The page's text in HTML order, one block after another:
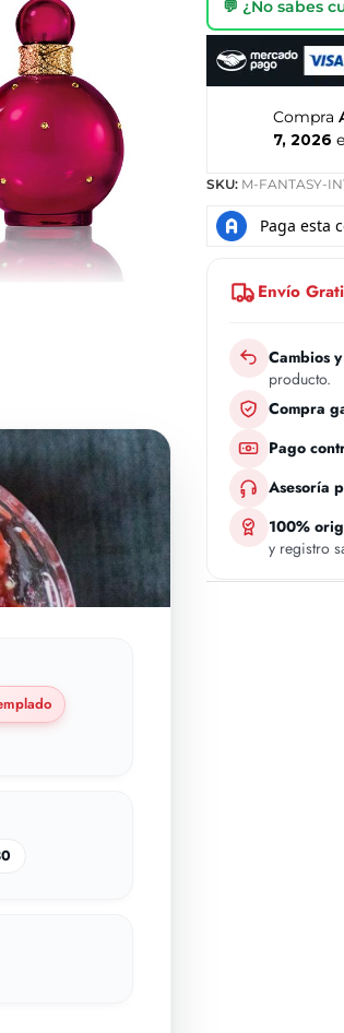
💬 ¿No sabes
Compra
7, 2026
SKU: M-FANTASY-
Envío
Cambios
producto.
Compra
Pago
Asesoría
100%
y registro